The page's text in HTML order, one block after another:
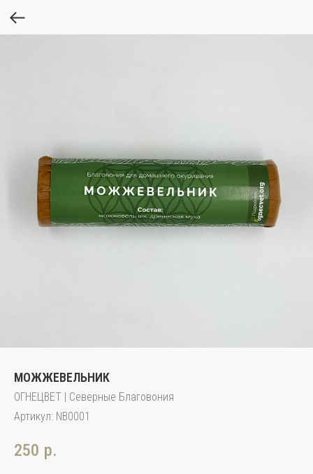
МОЖЖЕВЕЛЬНИК
ОГНЕЦВЕТ | Северные Благовония
Артикул: NB0001
250 р.